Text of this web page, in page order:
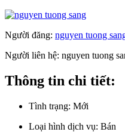
Người đăng: nguyen tuong
Người liên hệ: nguyen tuong
Thông tin chi tiết:
Tình trạng: Mới
Loại hình dịch vụ: Bán